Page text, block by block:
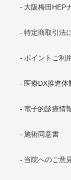
大阪梅田HEP
特定商取引法
ポイントご利
医療DX推進
電子的診療情
施術同意書
当院へのご意